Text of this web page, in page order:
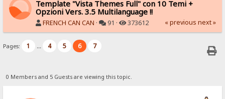
Template "Vista Themes Full" con 10 Temi +
Opzioni Vers. 3.5 Multilanguage !!
FRENCH CAN CAN · 91 · 373612 « previous next »
Pages: 1 ... 4 5 6 7
0 Members and 5 Guests are viewing this topic.